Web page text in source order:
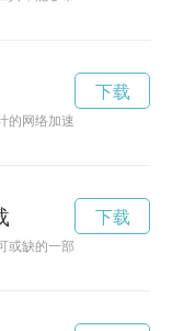
的网络加速工具，能够有
下载
或缺的一部分。使用加速
下载